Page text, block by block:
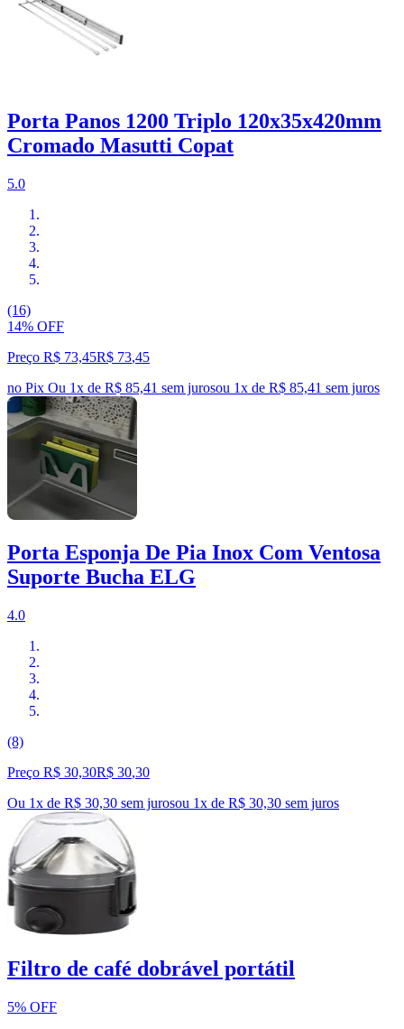
Porta Panos 1200 Triplo 120x35x420mm
Cromado Masutti Copat
5.0
(16)
14% OFF
Preço R$ 73,45R$ 73,45
no Pix Ou 1x de R$ 85,41 sem jurosou 1x de R$ 85,41 sem juros
Porta Esponja De Pia Inox Com Ventosa
Suporte Bucha ELG
4.0
(8)
Preço R$ 30,30R$ 30,30
Ou 1x de R$ 30,30 sem jurosou 1x de R$ 30,30 sem juros
Filtro de café dobrável portátil
5% OFF